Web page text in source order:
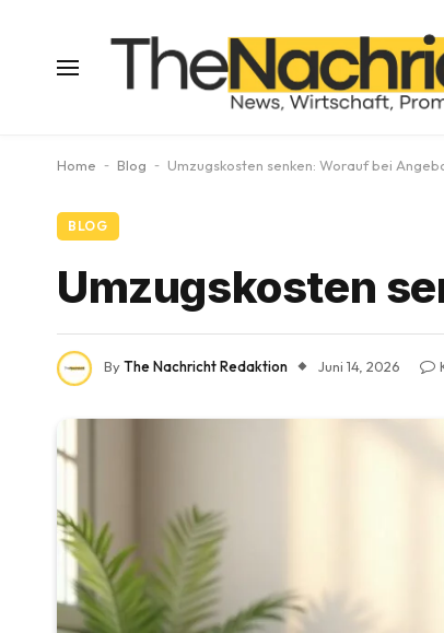
Home - Blog - Umzugskosten senken: Worauf bei
BLOG
Umzugskosten
ByThe Nachricht Redaktion Juni 14, 2026